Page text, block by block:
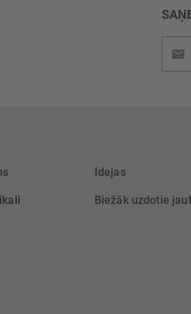
Idejas
Biežāk uzdotie